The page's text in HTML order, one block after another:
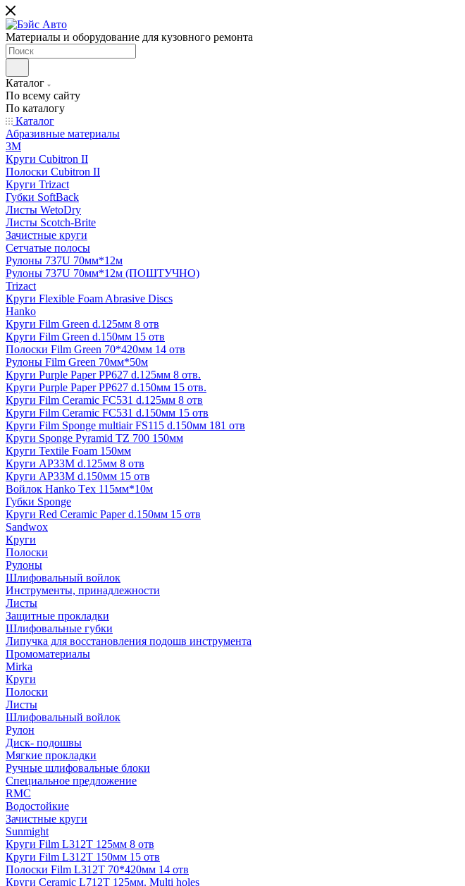
Материалы и оборудование для кузовного ремонта
Каталог
По всему сайту
По каталогу
Каталог
Абразивные материалы
3M
Круги Cubitron II
Полоски Cubitron II
Круги Trizact
Губки SoftBack
Листы WetoDry
Листы Scotch-Brite
Зачистные круги
Сетчатые полосы
Рулоны 737U 70мм*12м
Рулоны 737U 70мм*12м (ПОШТУЧНО)
Trizact
Круги Flexible Foam Abrasive Discs
Hanko
Круги Film Green d.125мм 8 отв
Круги Film Green d.150мм 15 отв
Полоски Film Green 70*420мм 14 отв
Рулоны Film Green 70мм*50м
Круги Purple Paper PP627 d.125мм 8 отв.
Круги Purple Paper PP627 d.150мм 15 отв.
Круги Film Ceramic FC531 d.125мм 8 отв
Круги Film Ceramic FC531 d.150мм 15 отв
Круги Film Sponge multiair FS115 d.150мм 181 отв
Круги Sponge Pyramid TZ 700 150мм
Круги Textile Foam 150мм
Круги AP33M d.125мм 8 отв
Круги AP33M d.150мм 15 отв
Войлок Hanko Tех 115мм*10м
Губки Sponge
Круги Red Ceramic Paper d.150мм 15 отв
Sandwox
Круги
Полоски
Рулоны
Шлифовальный войлок
Инструменты, принадлежности
Листы
Защитные прокладки
Шлифовальные губки
Липучка для восстановления подошв инструмента
Промоматериалы
Mirka
Круги
Полоски
Листы
Шлифовальный войлок
Рулон
Диск- подошвы
Мягкие прокладки
Ручные шлифовальные блоки
Специальное предложение
RMC
Водостойкие
Зачистные круги
Sunmight
Круги Film L312T 125мм 8 отв
Круги Film L312T 150мм 15 отв
Полоски Film L312T 70*420мм 14 отв
Круги Ceramic L712T 125мм. Multi holes